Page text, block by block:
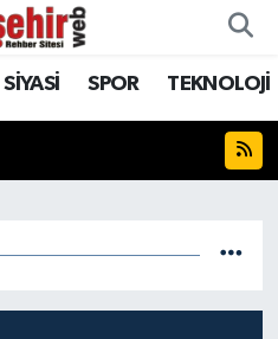
SİYASİ SPOR TEKNOLOJİ